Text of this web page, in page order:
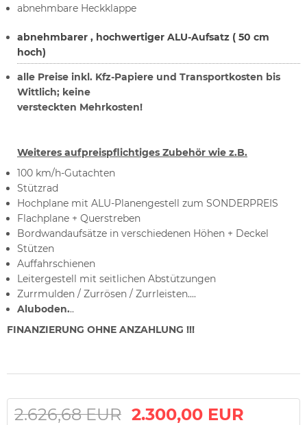
abnehmbare Heckklappe
abnehmbarer , hochwertiger ALU-Aufsatz ( 50 cm
hoch)
alle Preise inkl. Kfz-Papiere und Transportkosten bis
Wittlich; keine
versteckten Mehrkosten!
Weiteres aufpreispflichtiges Zubehör wie z.B.
100 km/h-Gutachten
Stützrad
Hochplane mit ALU-Planengestell zum SONDERPREIS
Flachplane + Querstreben
Bordwandaufsätze in verschiedenen Höhen + Deckel
Stützen
Auffahrschienen
Leitergestell mit seitlichen Abstützungen
Zurrmulden / Zurrösen / Zurrleisten....
Aluboden...
FINANZIERUNG OHNE ANZAHLUNG !!!
2.626,68 EUR 2.300,00 EUR